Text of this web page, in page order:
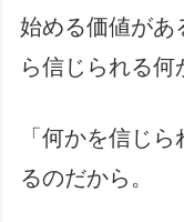
始める価値があ
ら信じられる何
「何かを信じ
るのだから。